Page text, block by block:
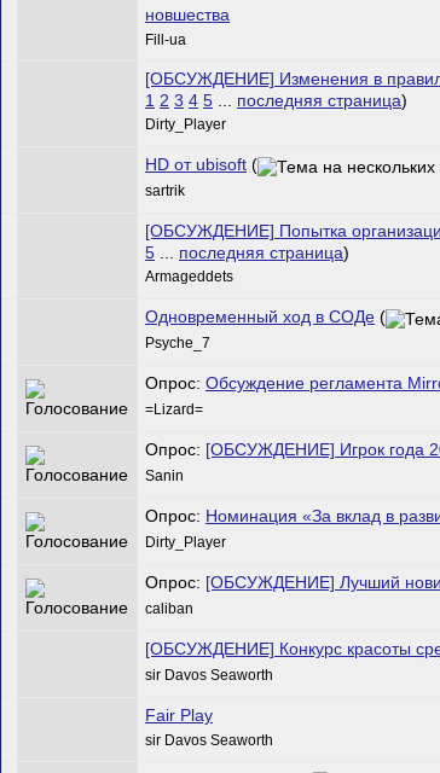
новшества
Fill-ua
[ОБСУЖДЕНИЕ] Изменения в
1 2 3 4 5 последняя страница)
Dirty_Player
HD от ubisoft (
sartrik
[ОБСУЖДЕНИЕ] Попытка
5
последняя страница)
Armageddets
Одновременный ход в СОДе (
Psyche_7
Опрос: Обсуждение регламента
=Lizard=
Опрос: [ОБСУЖДЕНИЕ] Игрок года
Sanin
Опрос: Номинация «За вклад в
Dirty_Player
Опрос: [ОБСУЖДЕНИЕ] Лучший
caliban
[ОБСУЖДЕНИЕ] Конкурс красоты
sir Davos Seaworth
Fair Play
sir Davos Seaworth